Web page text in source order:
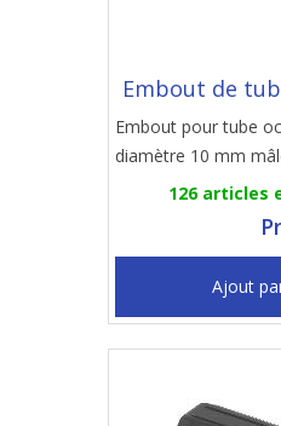
Embout de
Embout pour tube
diamètre 10 mm
126 articles
Ajout